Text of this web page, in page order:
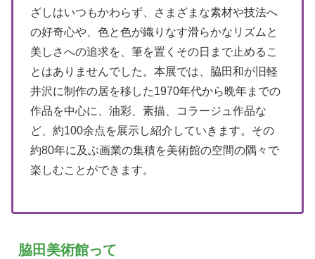
ざしはいつもかわらず、さまざまな素材や技法へ
の好奇心や、色と色が織りなす滑らかなリズムと
美しさへの追求を、筆を置くその日まで止めるこ
とはありませんでした。本展では、脇田和が旧軽
井沢に制作の居を移した1970年代から晩年までの
作品を中心に、油彩、素描、コラージュ作品な
ど、約100余点を展示し紹介していきます。その
約80年に及ぶ画業の集積を美術館の空間の隅々で
楽しむことができます。
脇田美術館って